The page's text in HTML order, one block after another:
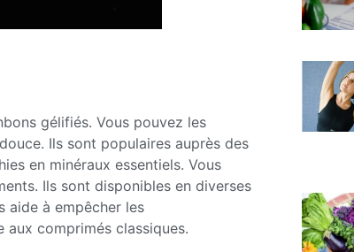
gélifiés. Vous pouvez les
Ils sont populaires auprès des
en minéraux essentiels. Vous
Ils sont disponibles en diverses
aide à empêcher les
aux comprimés classiques.